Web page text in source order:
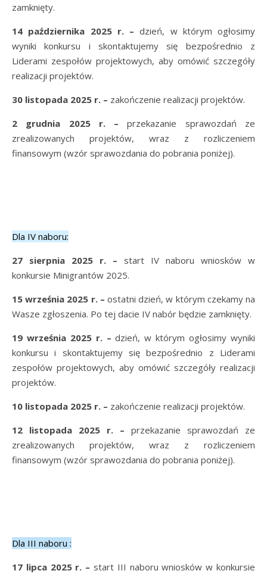
zamknięty.
14 października 2025 r. –dzień, w którym ogłosimy
wyniki konkursu i skontaktujemy się bezpośrednio z
Liderami zespołów projektowych, aby omówić szczegóły
realizacji projektów.
30 listopada 2025 r. – zakończenie realizacji projektów.
2 grudnia 2025 r.
–przekazanie sprawozdań ze
zrealizowanych projektów, wraz z rozliczeniem
finansowym (wzór sprawozdania do pobrania poniżej).
Dla IV naboru:
27 sierpnia 2025 r. – start IV naboru wniosków w
konkursie Minigrantów 2025.
15 września 2025 r. – ostatni dzień, w którym czekamy na
Wasze zgłoszenia. Po tej dacie IV nabór będzie zamknięty.
19 września 2025 r. –dzień, w którym ogłosimy wyniki
konkursu i skontaktujemy się bezpośrednio z Liderami
zespołów projektowych, aby omówić szczegóły realizacji
projektów.
10 listopada 2025 r. – zakończenie realizacji projektów.
12 listopada 2025 r. – przekazanie sprawozdań ze
zrealizowanych projektów, wraz z rozliczeniem
finansowym (wzór sprawozdania do pobrania poniżej).
Dla III naboru :
17 lipca 2025 r. – start III naboru wniosków w konkursie